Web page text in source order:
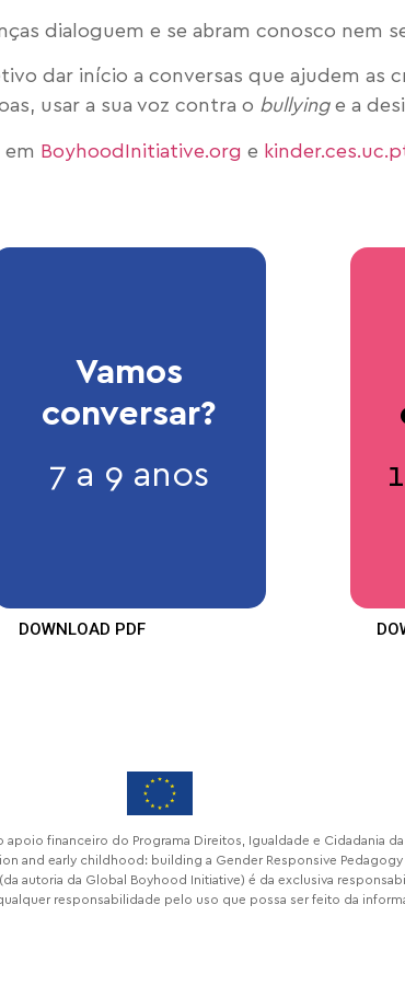
dialoguem e se abram conosco nem
dar início a conversas que ajudem as
usar a sua voz contra o bullyinge a
em BoyhoodInitiative.org e
Vamos
conversar?
7 a 9 anos
DOWNLOAD PDF
financeiro do Programa Direitos, Igualdade e Cidadania
and early childhood: building a Gender Responsive
autoria da Global Boyhood Initiative) é da exclusiva
responsabilidade pelo uso que possa ser feito da